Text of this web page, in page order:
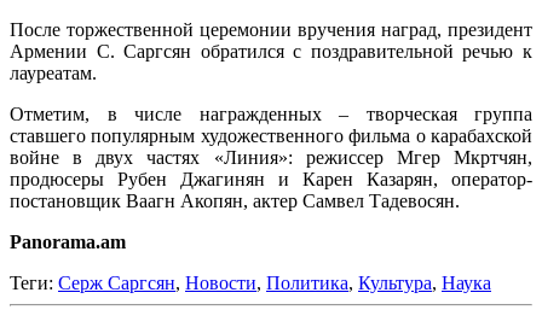
После торжественной церемонии вручения наград, президент
Армении С. Саргсян обратился с поздравительной речью к
лауреатам.
Отметим, в числе награжденных – творческая группа
ставшего популярным художественного фильма о карабахской
войне в двух частях «Линия»: режиссер Мгер Мкртчян,
продюсеры Рубен Джагинян и Карен Казарян, оператор-
постановщик Ваагн Акопян, актер Самвел Тадевосян.
Panorama.am
Теги: Серж Саргсян, Новости, Политика, Культура, Наука